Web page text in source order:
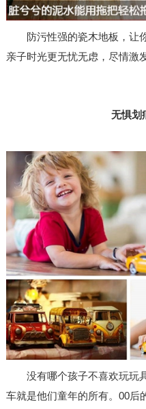
防污性强的瓷木地板，让
亲子时光更无忧无虑，尽情激
无惧划
没有哪个孩子不喜欢玩玩
车就是他们童年的所有。 00后